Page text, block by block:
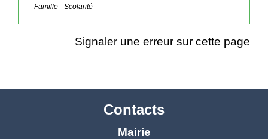
Famille - Scolarité
Signaler une erreur sur cette page
Contacts
Mairie